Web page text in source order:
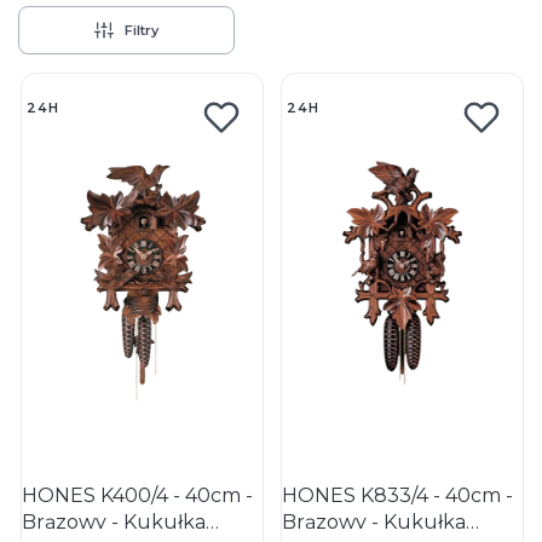
Filtry
24H
HONES K400/4 - 40cm -
Brązowy - Kukułka
24H
HONES K833/4 - 40cm -
Brązowy - Kukułka